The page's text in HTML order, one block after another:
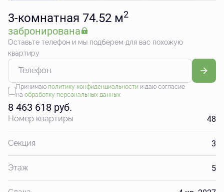
3-комнатная 74.52 м2
забронирована
Оставьте телефон и мы подберем для вас похожую
квартиру
Принимаю политику конфиденциальностии даю согласие
на обработку персональных данных
8 463 618 руб.
Номер квартиры 48
Секция 3
Этаж 5